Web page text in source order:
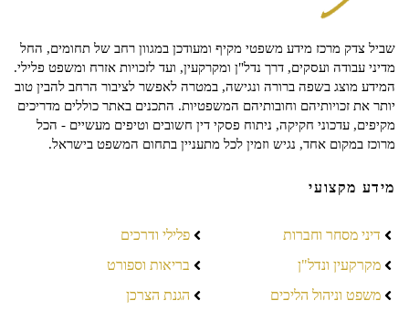
שביל צדק מרכז מידע משפטי מקיף ומעודכן במגוון רחב של תחומים, החל
מדיני עבודה ועסקים, דרך נדל"ן ומקרקעין, ועד לזכויות אזרח ומשפט פלילי.
המידע מוצג בשפה ברורה ונגישה, במטרה לאפשר לציבור הרחב להבין טוב
יותר את זכויותיהם וחובותיהם המשפטיות. התכנים באתר כוללים מדריכים
מקיפים, עדכוני חקיקה, ניתוח פסקי דין חשובים וטיפים מעשיים - הכל
מרוכז במקום אחד, נגיש וזמין לכל מתעניין בתחום המשפט בישראל.
מידע מקצועי
דיני מסחר וחברות
מקרקעין ונדל"ן
משפט וניהול הליכים
פלילי ודרכים
בריאות וספורט
הגנת הצרכן